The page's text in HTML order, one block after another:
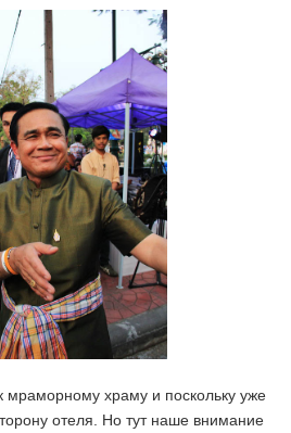
мраморному храму и поскольку уже
отеля. Но тут наше внимание